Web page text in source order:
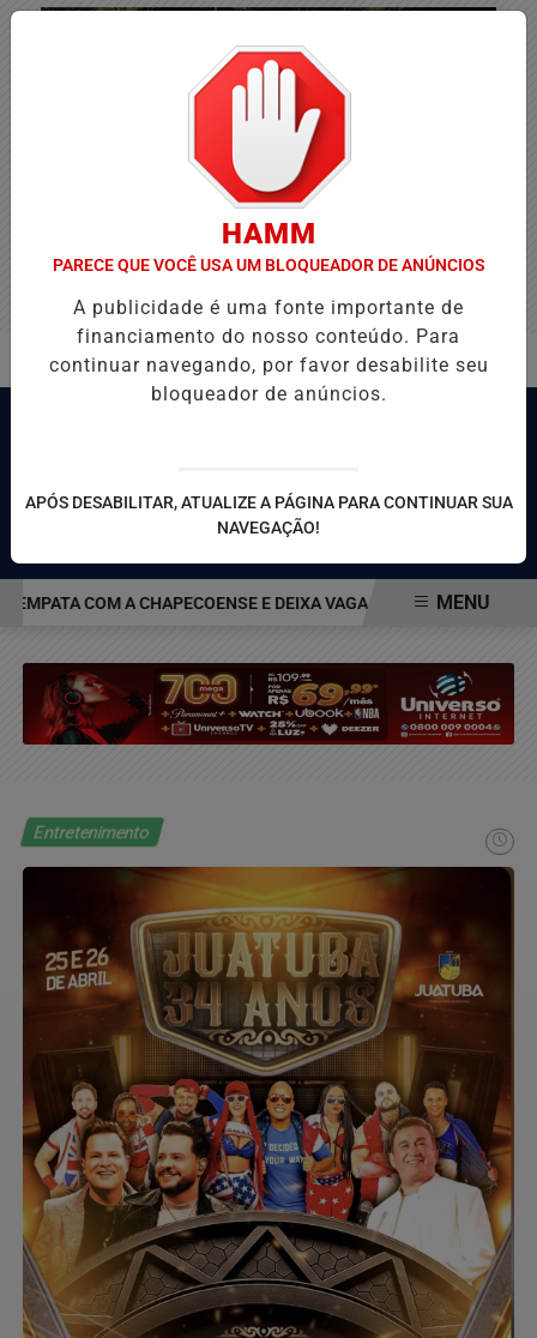
COM A CHAPECOENSE E DEIXA VAGA NAS QUARTAS DA
MENU
Entretenimento
HAMM
PARECE QUE VOCÊ USA UM BLOQUEADOR DE ANÚNCIOS
A publicidade é uma fonte importante de
financiamento do nosso conteúdo. Para
continuar navegando, por favor desabilite seu
bloqueador de anúncios.
APÓS DESABILITAR, ATUALIZE A PÁGINA PARA CONTINUAR SUA
NAVEGAÇÃO!